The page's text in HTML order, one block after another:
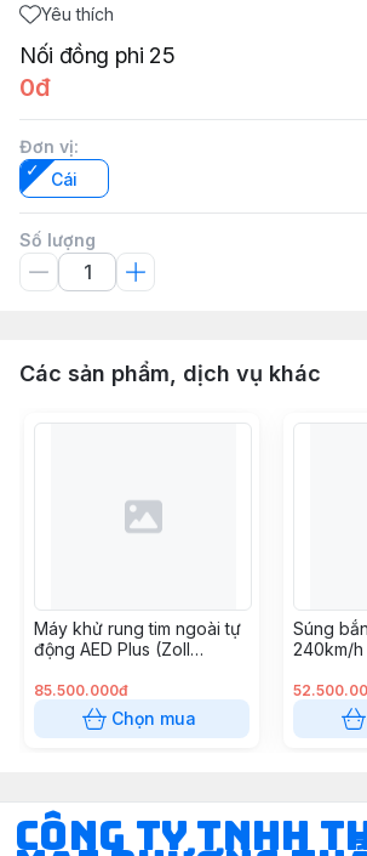
Yêu thích
Nối đồng phi 25
0đ
Đơn vị:
Cái
Số lượng
Các sản phẩm, dịch vụ khác
Máy khử rung tim ngoài tự
động AED Plus (Zoll
85.500.000đ
Chọn mua
Súng
240km/h
CÔNG TY TNHH